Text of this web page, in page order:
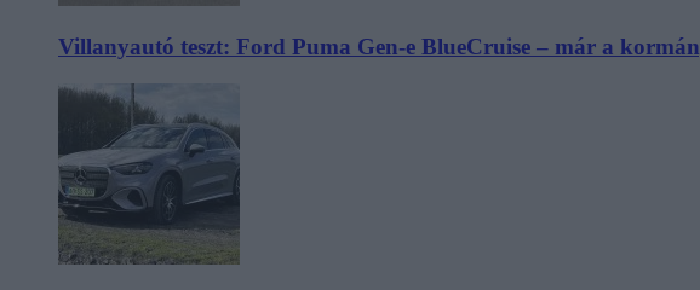
Villanyautó teszt: Ford Puma Gen-e BlueCruise – már a